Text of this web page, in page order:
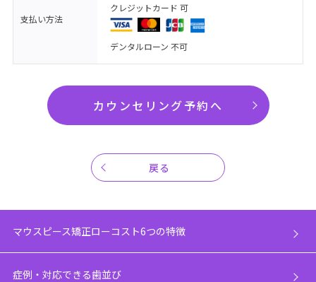
支払い方法
クレジットカード 可
デンタルローン 不可
カウンセリング予約へ
戻る
マウスピース矯正ローコスト6つの特徴
症例・対応できる歯並び